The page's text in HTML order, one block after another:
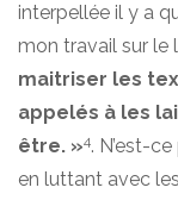
interpellée il y a
mon travail sur le
maitriser les
appelés à les
être. »4. N’est-
en luttant avec